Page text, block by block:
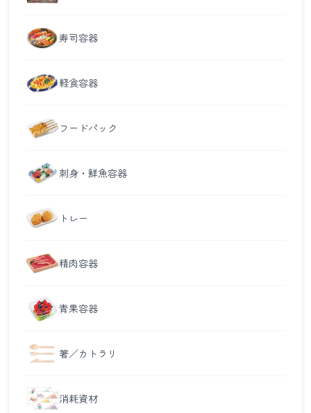
寿司容器
軽食容器
フードパック
刺身・鮮魚容器
トレー
精肉容器
青果容器
箸／カトラリ
消耗資材